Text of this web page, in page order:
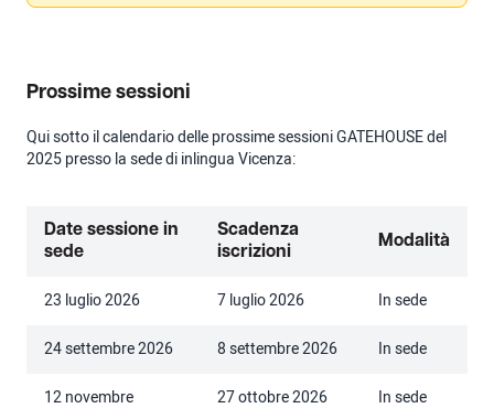
Prossime sessioni
Qui sotto il calendario delle prossime sessioni GATEHOUSE del
2025 presso la sede di inlingua Vicenza:
Date sessione in
sede
Scadenza
iscrizioni
Modalità
23 luglio 2026 7 luglio 2026 In sede
24 settembre 2026 8 settembre 2026 In sede
12 novembre 27 ottobre 2026 In sede